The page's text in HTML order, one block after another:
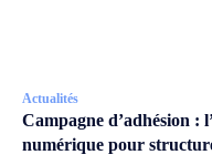
Actualités
Campagne d’adhésion
numérique pour